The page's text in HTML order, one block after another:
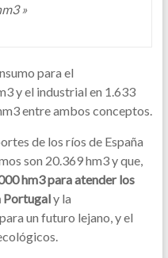
»
para el
y el industrial en 1.633
entre ambos conceptos.
de los ríos de España
son 20.369 hm3 y que,
hm3 para atender los
Portugaly la
un futuro lejano, y el